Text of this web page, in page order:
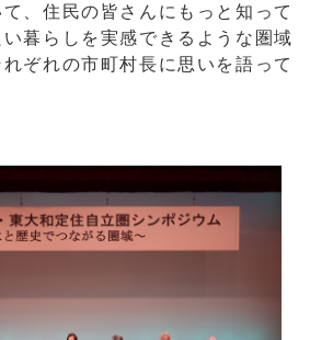
、住民の皆さんにもっと知って
暮らしを実感できるような圏域
ぞれの市町村長に思いを語って